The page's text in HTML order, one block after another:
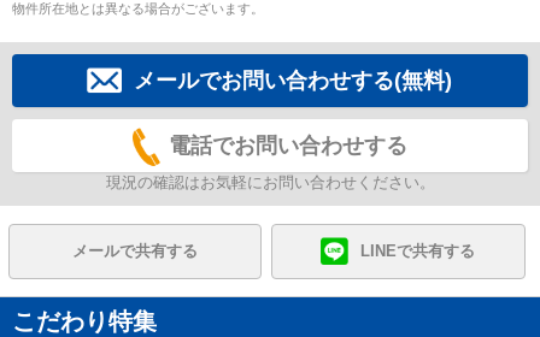
物件所在地とは異なる場合がございます。
メールでお問い合わせする(無料)
電話でお問い合わせする
現況の確認はお気軽にお問い合わせください。
メールで共有する LINEで共有する
こだわり特集